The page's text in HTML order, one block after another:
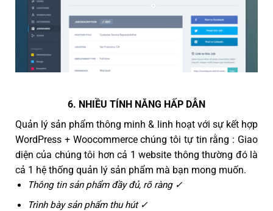
6. NHIỀU TÍNH NĂNG HẤP DẪN
Quản lý sản phẩm thông minh & linh hoạt với sự kết hợp
WordPress + Woocommerce chúng tôi tự tin rằng : Giao
diện của chúng tôi hơn cả 1 website thông thường đó là
cả 1 hệ thống quản lý sản phẩm mà bạn mong muốn.
Thông tin sản phẩm đầy đủ, rõ ràng ✓
Trình bày sản phẩm thu hút ✓